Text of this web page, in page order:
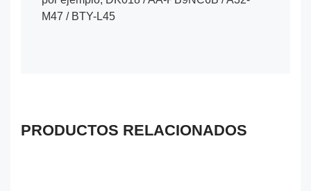
M47 / BTY-L45
PRODUCTOS RELACIONADOS